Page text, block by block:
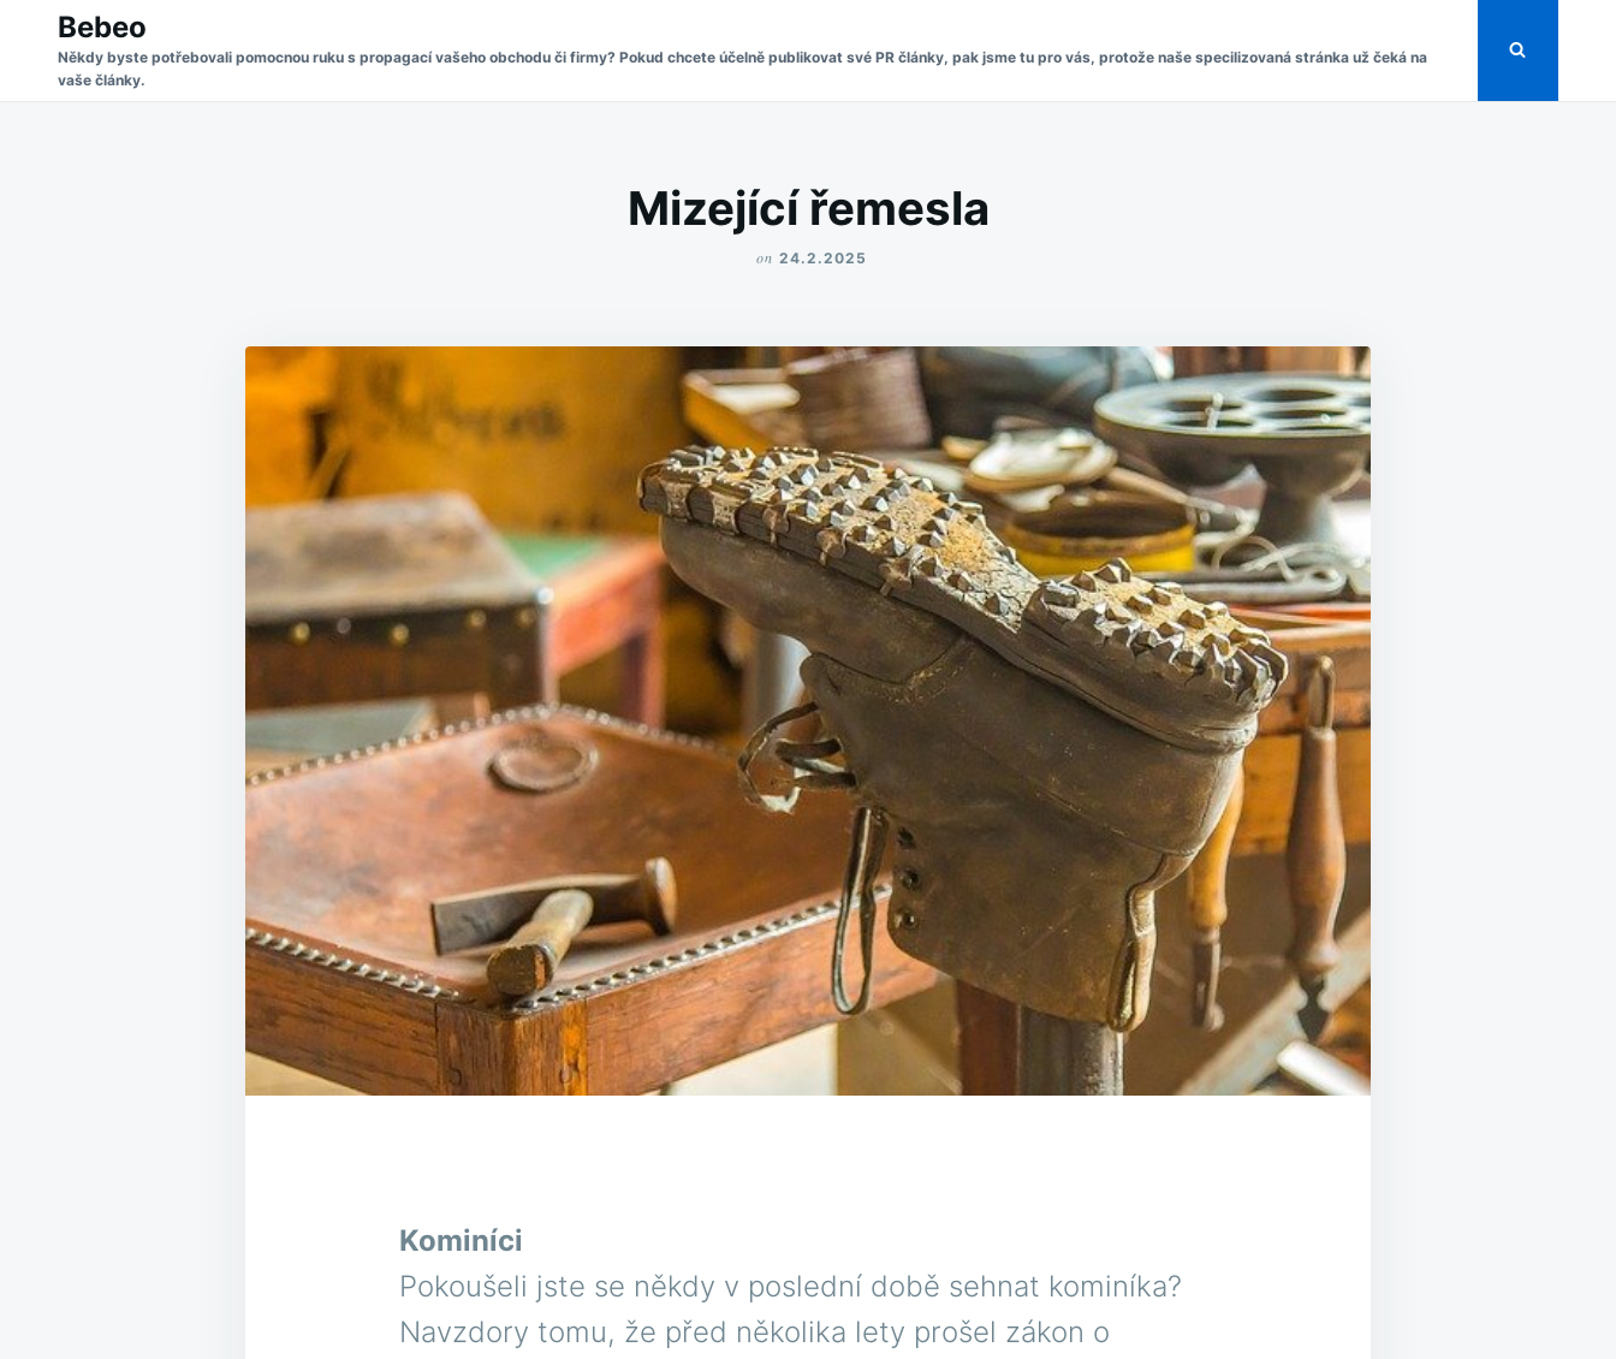
content
Search
for:
Bebeo
Někdy byste potřebovali pomocnou ruku s propagací vašeho obchodu či firmy? Pokud chcete účelně publikovat své PR články, pak jsme tu pro vás, protože naše specilizovaná stránka už čeká na
vaše články.
Mizející řemesla
on 24.2.2025
Kominíci
Pokoušeli jste se někdy v poslední době sehnat kominíka?
Navzdory tomu, že před několika lety prošel zákon o